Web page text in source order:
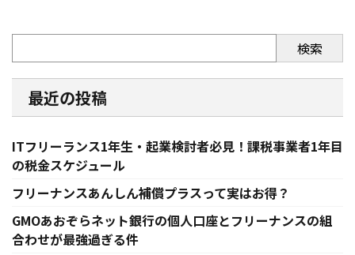
検索
最近の投稿
ITフリーランス1年生・起業検討者必見！課税事業者1年目
の税金スケジュール
フリーナンスあんしん補償プラスって実はお得？
GMOあおぞらネット銀行の個人口座とフリーナンスの組
合わせが最強過ぎる件